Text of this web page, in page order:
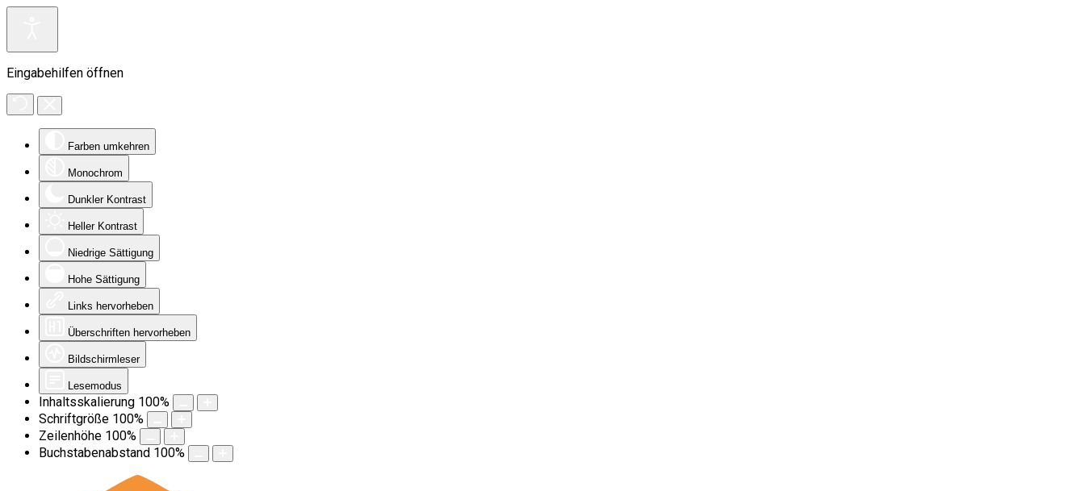
Eingabehilfen öffnen
Farben umkehren
Monochrom
Dunkler Kontrast
Heller Kontrast
Niedrige Sättigung
Hohe Sättigung
Links hervorheben
Überschriften hervorheben
Bildschirmleser
Lesemodus
Inhaltsskalierung 100%
Schriftgröße 100%
Zeilenhöhe 100%
Buchstabenabstand 100%